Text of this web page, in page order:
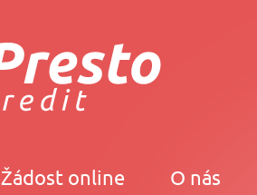
Žádost online
O nás